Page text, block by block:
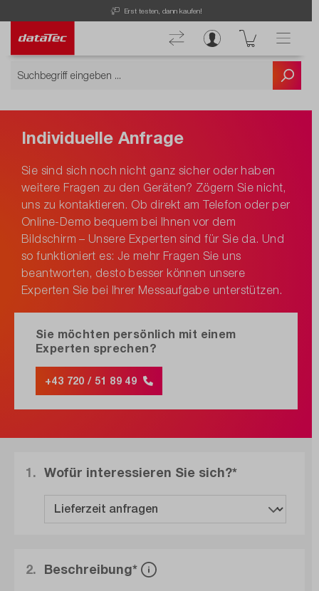
Erst testen, dann kaufen!
Individuelle Anfrage
Sie sind sich noch nicht ganz sicher oder haben
weitere Fragen zu den Geräten? Zögern Sie nicht,
uns zu kontaktieren. Ob direkt am Telefon oder per
Online-Demo bequem bei Ihnen vor dem
Bildschirm – Unsere Experten sind für Sie da. Und
so funktioniert es: Je mehr Fragen Sie uns
beantworten, desto besser können unsere
Experten Sie bei Ihrer Messaufgabe unterstützen.
Sie möchten persönlich mit einem
Experten sprechen?
+43 720 / 51 89 49
Wofür interessieren Sie sich?*
1.
Beschreibung*
2.